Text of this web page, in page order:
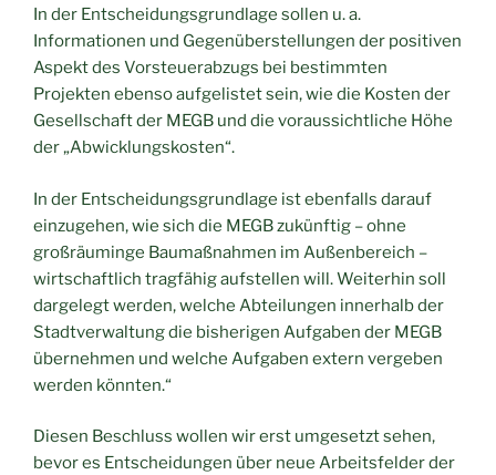
In der Entscheidungsgrundlage sollen u. a.
Informationen und Gegenüberstellungen der positiven
Aspekt des Vorsteuerabzugs bei bestimmten
Projekten ebenso aufgelistet sein, wie die Kosten der
Gesellschaft der MEGB und die voraussichtliche Höhe
der „Abwicklungskosten“.
In der Entscheidungsgrundlage ist ebenfalls darauf
einzugehen, wie sich die MEGB zukünftig – ohne
großräuminge Baumaßnahmen im Außenbereich –
wirtschaftlich tragfähig aufstellen will. Weiterhin soll
dargelegt werden, welche Abteilungen innerhalb der
Stadtverwaltung die bisherigen Aufgaben der MEGB
übernehmen und welche Aufgaben extern vergeben
werden könnten.“
Diesen Beschluss wollen wir erst umgesetzt sehen,
bevor es Entscheidungen über neue Arbeitsfelder der